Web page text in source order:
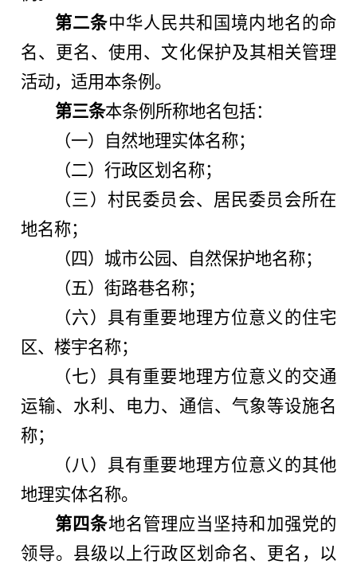
第二条中华人民共和国境内地名的命
名、更名、使用、文化保护及其相关管理
活动，适用本条例。
第三条本条例所称地名包括：
（一）自然地理实体名称；
（二）行政区划名称；
（三）村民委员会、居民委员会所在
地名称；
（四）城市公园、自然保护地名称；
（五）街路巷名称；
（六）具有重要地理方位意义的住宅
区、楼宇名称；
（七）具有重要地理方位意义的交通
运输、水利、电力、通信、气象等设施名
称；
（八）具有重要地理方位意义的其他
地理实体名称。
第四条地名管理应当坚持和加强党的
领导。县级以上行政区划命名、更名，以